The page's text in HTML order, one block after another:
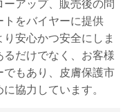
アップ、販売後の問
をバイヤーに提供
安心かつ安全にしま
だけでなく、お客様
もあり、皮膚保護市
協力しています。